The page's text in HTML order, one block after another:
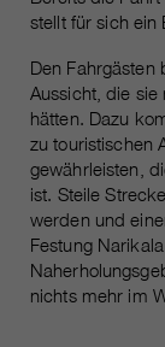
stellt für sich ein
Den Fahrgästen
Aussicht, die
hätten. Dazu
zu touristischen
gewährleisten,
ist. Steile
werden und
Festung
nichts mehr im
Zweck
Name
Anbieter
Laufzeit
Name
Anbieter
Laufzeit